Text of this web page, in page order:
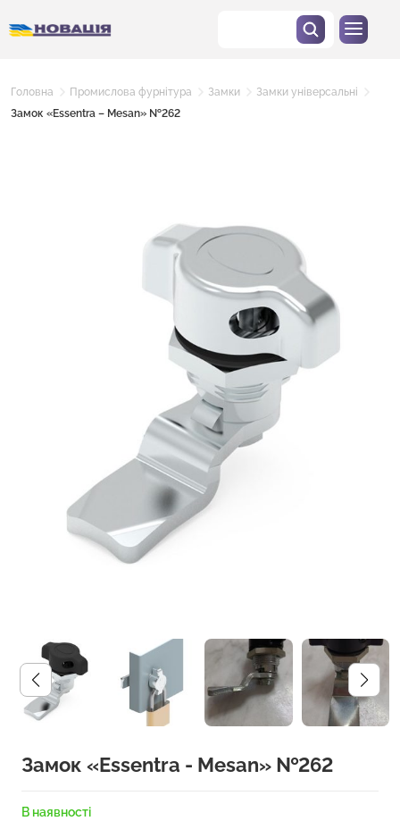
Головна Промислова фурнітура Замки
Замки універсальні
Замок «Essentra – Mesan» №262
Замок «Essentra - Mesan» №262
В наявності